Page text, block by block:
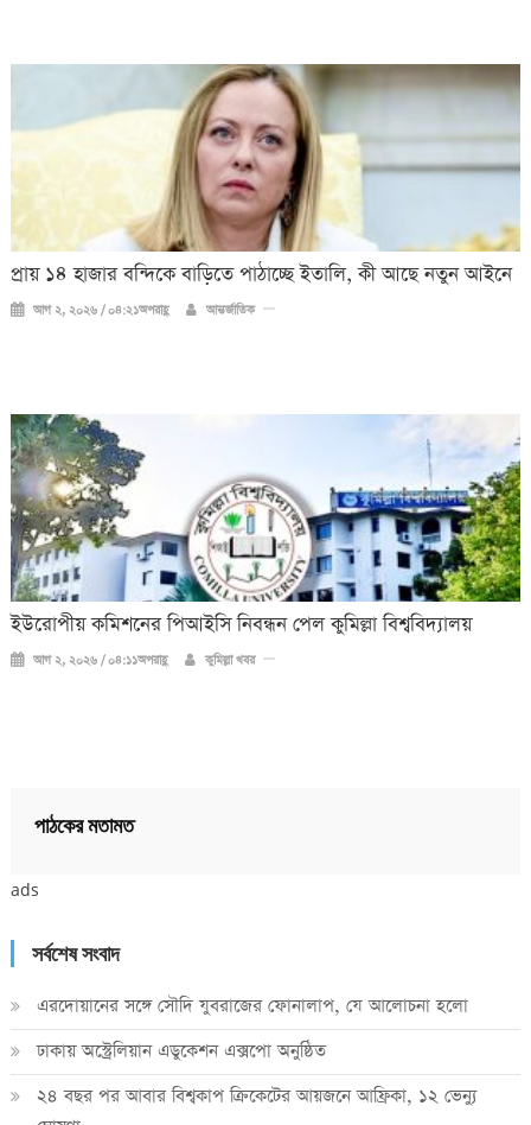
প্রায় ১৪ হাজার বন্দিকে বাড়িতে পাঠাচ্ছে ইতালি, কী আছে নতুন আইনে
আগ ২, ২০২৬ / ০৪:২১অপরাহ্ণ আন্তর্জাতিক
ইউরোপীয় কমিশনের পিআইসি নিবন্ধন পেল কুমিল্লা বিশ্ববিদ্যালয়
আগ ২, ২০২৬ / ০৪:১১অপরাহ্ণ কুমিল্লা খবর
পাঠকের মতামত
ads
সর্বশেষ সংবাদ
এরদোয়ানের সঙ্গে সৌদি যুবরাজের ফোনালাপ, যে আলোচনা হলো
ঢাকায় অস্ট্রেলিয়ান এডুকেশন এক্সপো অনুষ্ঠিত
২৪ বছর পর আবার বিশ্বকাপ ক্রিকে‌টের আয়জনে আফ্রিকা, ১২ ভেন্যু